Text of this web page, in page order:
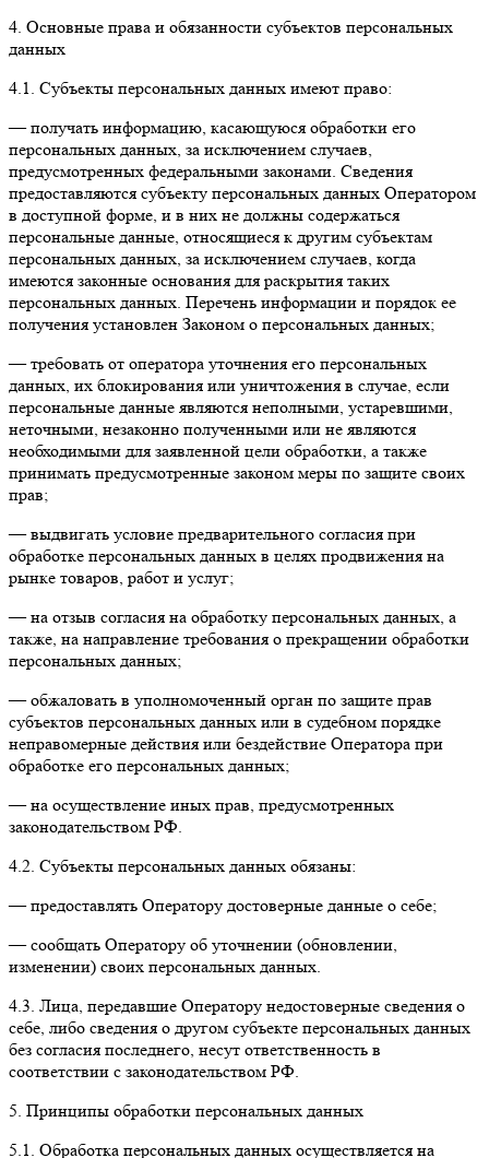
4. Основные права и обязанности субъектов персональных
данных
4.1. Субъекты персональных данных имеют право:
— получать информацию, касающуюся обработки его
персональных данных, за исключением случаев,
предусмотренных федеральными законами. Сведения
предоставляются субъекту персональных данных Оператором
в доступной форме, и в них не должны содержаться
персональные данные, относящиеся к другим субъектам
персональных данных, за исключением случаев, когда
имеются законные основания для раскрытия таких
персональных данных. Перечень информации и порядок ее
получения установлен Законом о персональных данных;
— требовать от оператора уточнения его персональных
данных, их блокирования или уничтожения в случае, если
персональные данные являются неполными, устаревшими,
неточными, незаконно полученными или не являются
необходимыми для заявленной цели обработки, а также
принимать предусмотренные законом меры по защите своих
прав;
— выдвигать условие предварительного согласия при
обработке персональных данных в целях продвижения на
рынке товаров, работ и услуг;
— на отзыв согласия на обработку персональных данных, а
также, на направление требования о прекращении обработки
персональных данных;
— обжаловать в уполномоченный орган по защите прав
субъектов персональных данных или в судебном порядке
неправомерные действия или бездействие Оператора при
обработке его персональных данных;
— на осуществление иных прав, предусмотренных
законодательством РФ.
4.2. Субъекты персональных данных обязаны:
— предоставлять Оператору достоверные данные о себе;
— сообщать Оператору об уточнении (обновлении,
изменении) своих персональных данных.
4.3. Лица, передавшие Оператору недостоверные сведения о
себе, либо сведения о другом субъекте персональных данных
без согласия последнего, несут ответственность в
соответствии с законодательством РФ.
5. Принципы обработки персональных данных
5.1. Обработка персональных данных осуществляется на